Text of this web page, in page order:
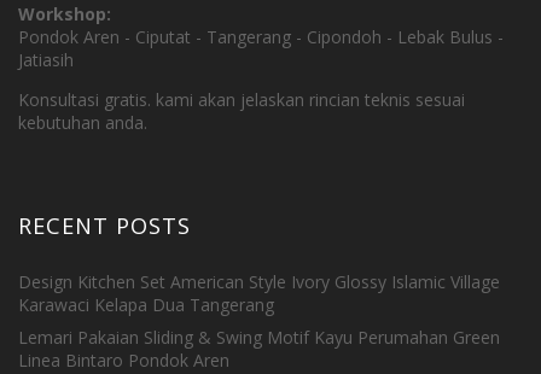
Workshop:
Pondok Aren - Ciputat - Tangerang - Cipondoh - Lebak Bulus -
Jatiasih
Konsultasi gratis. kami akan jelaskan rincian teknis sesuai
kebutuhan anda.
RECENT POSTS
Design Kitchen Set American Style Ivory Glossy Islamic Village
Karawaci Kelapa Dua Tangerang
Lemari Pakaian Sliding & Swing Motif Kayu Perumahan Green
Linea Bintaro Pondok Aren